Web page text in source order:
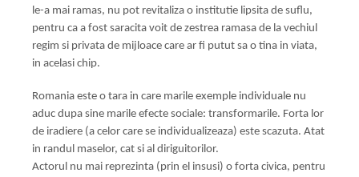
le-a mai ramas, nu pot revitaliza o institutie lipsita de suflu,
pentru ca a fost saracita voit de zestrea ramasa de la vechiul
regim si privata de mijloace care ar fi putut sa o tina in viata,
in acelasi chip.
Romania este o tara in care marile exemple individuale nu
aduc dupa sine marile efecte sociale: transformarile. Forta lor
de iradiere (a celor care se individualizeaza) este scazuta. Atat
in randul maselor, cat si al diriguitorilor.
Actorul nu mai reprezinta (prin el insusi) o forta civica, pentru